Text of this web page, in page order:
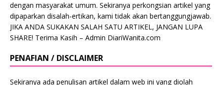
dengan masyarakat umum. Sekiranya perkongsian artikel yang
dipaparkan disalah-ertikan, kami tidak akan bertanggungjawab.
JIKA ANDA SUKAKAN SALAH SATU ARTIKEL, JANGAN LUPA
SHARE! Terima Kasih – Admin DiariWanita.com
PENAFIAN / DISCLAIMER
Sekiranya ada penulisan artikel dalam web ini yang diolah